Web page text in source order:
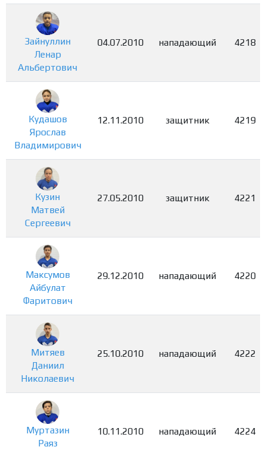
Зайнуллин
Ленар
Альбертович
04.07.2010 нападающий 4218
Кудашов
Ярослав
Владимирович
12.11.2010 защитник 4219
Кузин
Матвей
Сергеевич
27.05.2010 защитник 4221
Максумов
Айбулат
Фаритович
29.12.2010 нападающий 4220
Митяев
Даниил
Николаевич
25.10.2010 нападающий 4222
Муртазин
Раяз
10.11.2010 нападающий 4224